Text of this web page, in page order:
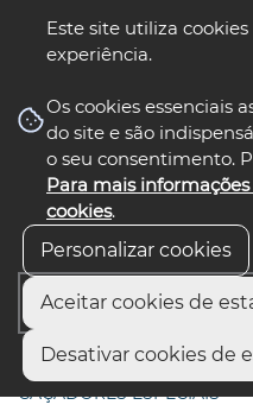
Este site utiliza
experiência.
Os cookies essenciais
do site e são
o seu consentimento.
Para mais
cookies.
Personalizar cookies
Aceitar cookies de
Desativar cookies de
nos
Início
INÍCIO DA CONSTRUÇÃO
CAÇADORES ESPECIAIS